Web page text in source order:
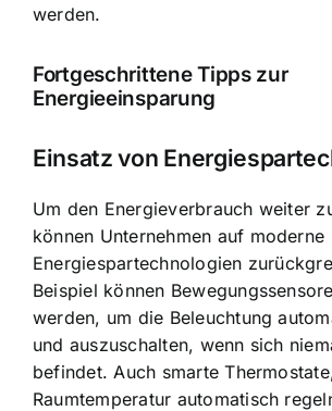
werden.
Fortgeschrittene Tipps zur
Energieeinsparung
Einsatz von
Um den Energieverbrauch weiter
können Unternehmen auf moderne
Energiespartechnologien
Beispiel können
werden, um die Beleuchtung
und auszuschalten, wenn sich
befindet. Auch smarte
Raumtemperatur automatisch